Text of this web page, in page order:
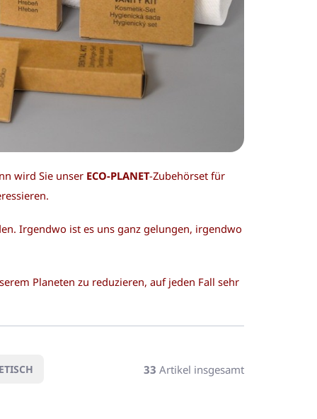
wird Sie unser ECO-PLANET-Zubehörset für
Irgendwo ist es uns ganz gelungen, irgendwo
Planeten zu reduzieren, auf jeden Fall sehr
33 Artikel insgesamt